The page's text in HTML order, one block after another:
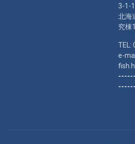
3-1-1
北海
究棟
TEL:
e-